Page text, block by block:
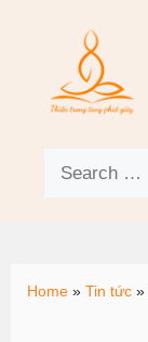
Home » Tin tức »